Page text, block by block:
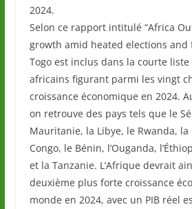
2024.
Selon ce rapport intitulé “Africa
growth amid heated elections and
Togo est inclus dans la courte liste
africains figurant parmi les vingt
croissance économique en 2024.
on retrouve des pays tels que le
Mauritanie, la Libye, le Rwanda, la
Congo, le Bénin, l’Ouganda,
et la Tanzanie. L’Afrique devrait
deuxième plus forte croissance
monde en 2024, avec un PIB réel